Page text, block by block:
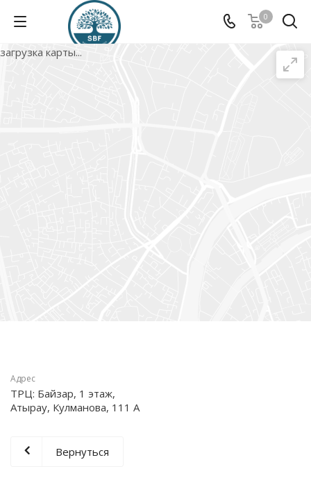
0
загрузка карты...
Адрес
ТРЦ: Байзар, 1 этаж,
Атырау, Кулманова, 111 А
Вернуться